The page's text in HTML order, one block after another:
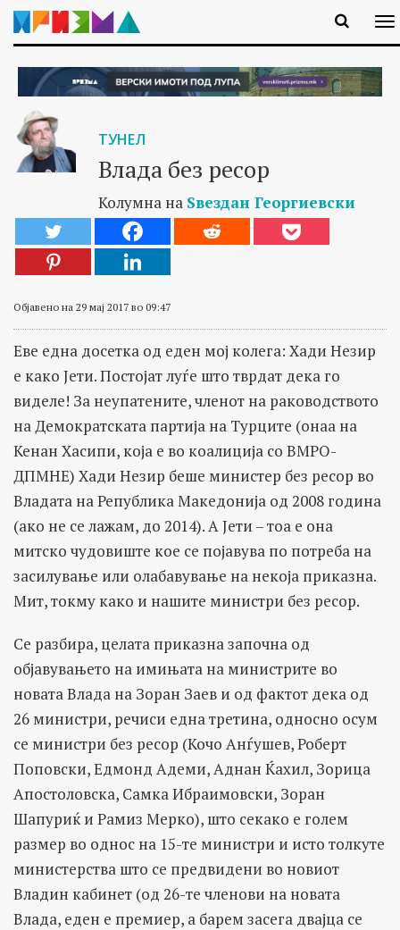
ТУНЕЛ
Влада без ресор
Колумна на Ѕвездан Георгиевски
Објавено на 29 мај 2017 во 09:47
Еве една досетка од еден мој колега: Хади Незир
е како Јети. Постојат луѓе што тврдат дека го
виделе! За неупатените, членот на раководството
на Демократската партија на Турците (онаа на
Кенан Хасипи, која е во коалиција со ВМРО-
ДПМНЕ) Хади Незир беше министер без ресор во
Владата на Република Македонија од 2008 година
(ако не се лажам, до 2014). А Јети – тоа е она
митско чудовиште кое се појавува по потреба на
засилување или олабавување на некоја приказна.
Мит, токму како и нашите министри без ресор.
Се разбира, целата приказна започна од
објавувањето на имињата на министрите во
новата Влада на Зоран Заев и од фактот дека од
26 министри, речиси една третина, односно осум
се министри без ресор (Кочо Анѓушев, Роберт
Поповски, Едмонд Адеми, Аднан Ќахил, Зорица
Апостоловска, Самка Ибраимовски, Зоран
Шапуриќ и Рамиз Мерко), што секако е голем
размер во однос на 15-те министри и исто толкуте
министерства што се предвидени во новиот
Владин кабинет (од 26-те членови на новата
Влада, еден е премиер, а барем засега двајца се